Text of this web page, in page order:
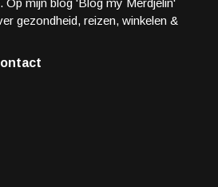
gezondheid, reizen, winkelen &